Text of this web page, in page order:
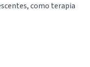
como terapia